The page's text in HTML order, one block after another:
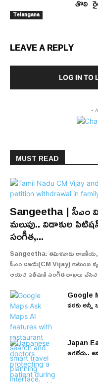
Telangana
తొలి
LEAVE A REPLY
LOG IN TO
-
MUST READ
Sangeetha | సీఎం
మలుపు.. విడాకుల
సంగీత,...
Sangeetha: తమిళనాడు రాజకీయ,
సీఎం విజయ్(CM Vijay) కుటుంబ
ఆయన సతీమణి సంగీత దాఖలు చేసిన
Google
వరకు
Japan
ఆగలేదు..